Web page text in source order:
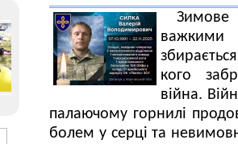
кого
війна.
палаючому горнилі
болем у серці та